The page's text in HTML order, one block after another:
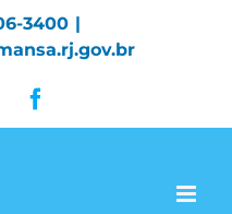
3400 |
Tiktok